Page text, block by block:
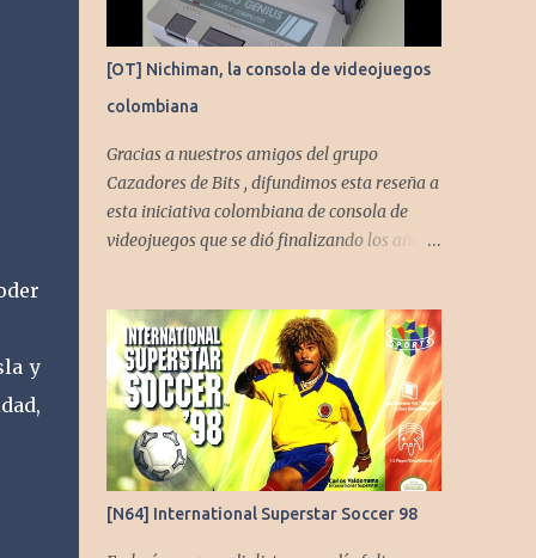
y
[OT] Nichiman, la consola de videojuegos
colombiana
Gracias a nuestros amigos del grupo
Cazadores de Bits , difundimos esta reseña a
esta iniciativa colombiana de consola de
videojuegos que se dió finalizando los años
[N64] International Superstar Soccer 98